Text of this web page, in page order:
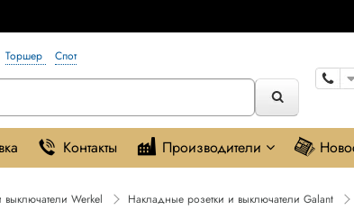
Торшер
Спот
Контакты Производители
выключатели Werkel Накладные розетки и выключатели Galant